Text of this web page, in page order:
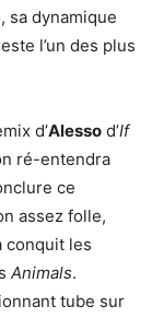
sa dynamique
l’un des plus
d’Alesso d’If
ré-entendra
ce
assez folle,
conquit les
Animals.
tube sur